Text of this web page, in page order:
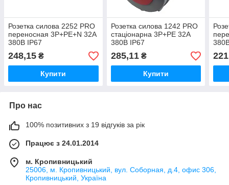
Розетка силова 2252 PRO
переносная 3Р+PЕ+N 32А
380В IP67
248,15 ₴
Купити
Розетка силова 1242 PRO
стаціонарна 3Р+PЕ 32А
380В IP67
285,11₴
Купити
Про нас
100% позитивних з 19 відгуків за рік
Працює з 24.01.2014
м. Кропивницький
25006, м. Кропивницький, вул. Соборная, д.4, офис 306,
Кропивницький, Україна